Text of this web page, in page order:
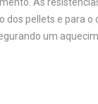
dos pellets e para
um